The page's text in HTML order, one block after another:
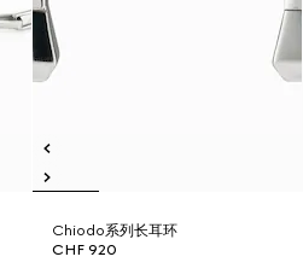
Chiodo系列长耳环
CHF 920